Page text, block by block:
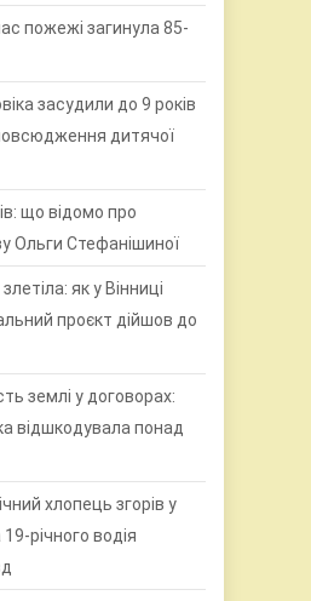
пожежі загинула 85-
засудили до 9 років
дитячої
що відомо про
Ольги Стефанішиної
як у Вінниці
проєкт дійшов до
землі у договорах:
відшкодувала понад
хлопець згорів у
річного водія